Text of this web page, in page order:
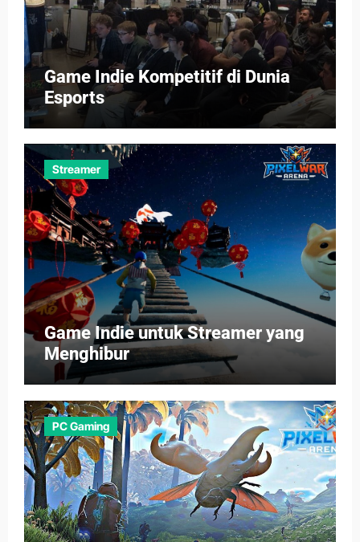
Game Indie Kompetitif di Dunia
Esports
Streamer
Game Indie untuk Streamer yang
Menghibur
PC Gaming